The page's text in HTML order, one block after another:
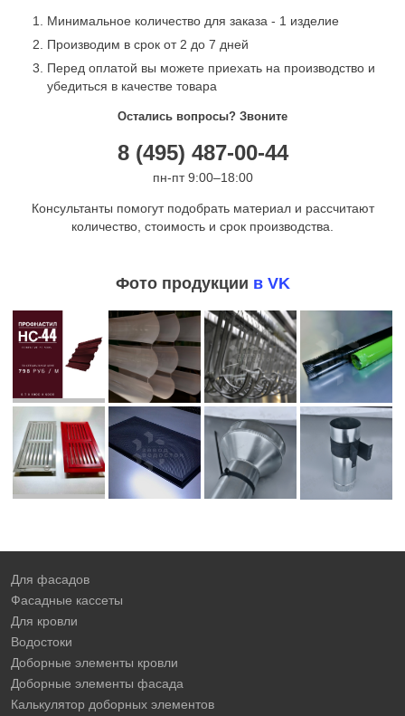
Минимальное количество для заказа - 1 изделие
Производим в срок от 2 до 7 дней
Перед оплатой вы можете приехать на производство и
убедиться в качестве товара
Остались вопросы? Звоните
8 (495) 487-00-44
пн-пт 9:00–18:00
Консультанты помогут подобрать материал и рассчитают
количество, стоимость и срок производства.
Фото продукции в VK
Для фасадов
Фасадные кассеты
Для кровли
Водостоки
Доборные элементы кровли
Доборные элементы фасада
Калькулятор доборных элементов